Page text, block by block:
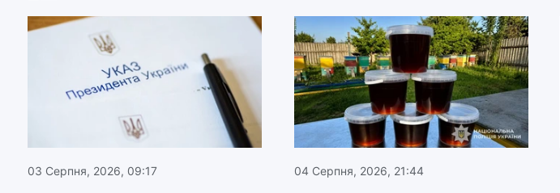
03 Серпня, 2026, 09:17 04 Серпня, 2026, 21:44